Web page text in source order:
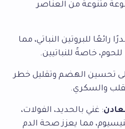
متنوعة من العناصر
رائعًا للبروتين النباتي، مما
للحوم، خاصةً للنباتيين.
تحسين الهضم وتقليل خطر
والسكري.
: غني بالحديد، الفولات،
مما يعزز صحة الدم